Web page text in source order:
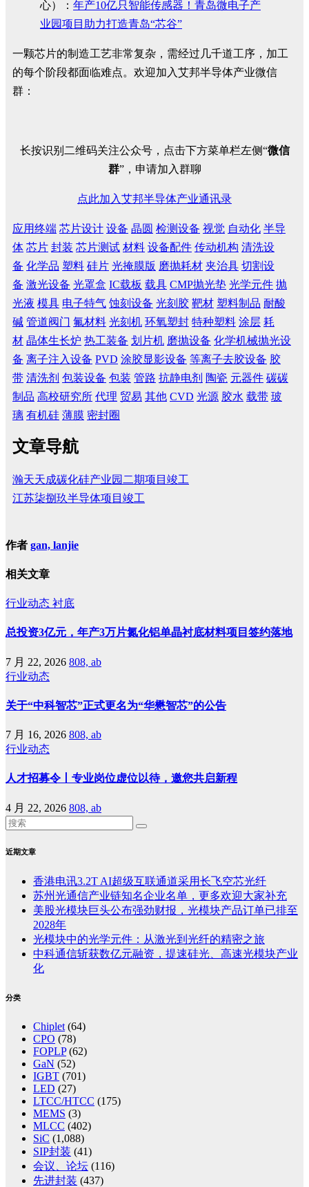
心）： 年产10亿只智能传感器！青岛微电子产
业园项目助力打造青岛“芯谷”
一颗芯片的制造工艺非常复杂，需经过几千道工序，加工
的每个阶段都面临难点。欢迎加入艾邦半导体产业微信
群：
长按识别二维码关注公众号，点击下方菜单栏左侧“微信
群”，申请加入群聊
点此加入艾邦半导体产业通讯录
应用终端 芯片设计 设备 晶圆 检测设备 视觉 自动化 半导
体 芯片 封装 芯片测试 材料 设备配件 传动机构 清洗设
备 化学品 塑料 硅片 光掩膜版 磨抛耗材 夹治具 切割设
备 激光设备 光罩盒 IC载板 载具 CMP抛光垫 光学元件 抛
光液 模具 电子特气 蚀刻设备 光刻胶 靶材 塑料制品 耐酸
碱 管道阀门 氟材料 光刻机 环氧塑封 特种塑料 涂层 耗
材 晶体生长炉 热工装备 划片机 磨抛设备 化学机械抛光设
备 离子注入设备 PVD 涂胶显影设备 等离子去胶设备 胶
带 清洗剂 包装设备 包装 管路 抗静电剂 陶瓷 元器件 碳碳
制品 高校研究所 代理 贸易 其他 CVD 光源 胶水 载带 玻
璃 有机硅 薄膜 密封圈
文章导航
瀚天天成碳化硅产业园二期项目竣工
江苏柒捌玖半导体项目竣工
作者 gan, lanjie
相关文章
行业动态 衬底
总投资3亿元，年产3万片氮化铝单晶衬底材料项目签约落地
7 月 22, 2026 808, ab
行业动态
关于“中科智芯”正式更名为“华懋智芯”的公告
7 月 16, 2026 808, ab
行业动态
人才招募令丨专业岗位虚位以待，邀您共启新程
4 月 22, 2026 808, ab
近期文章
香港电讯3.2T AI超级互联通道采用长飞空芯光纤
苏州光通信产业链知名企业名单，更多欢迎大家补充
美股光模块巨头公布强劲财报，光模块产品订单已排至
2028年
光模块中的光学元件：从激光到光纤的精密之旅
中科通信斩获数亿元融资，提速硅光、高速光模块产业
化
分类
Chiplet (64)
CPO (78)
FOPLP(62)
GaN (52)
IGBT (701)
LED (27)
LTCC/HTCC (175)
MEMS (3)
MLCC (402)
SiC (1,088)
SIP封装 (41)
会议、论坛 (116)
先进封装 (437)